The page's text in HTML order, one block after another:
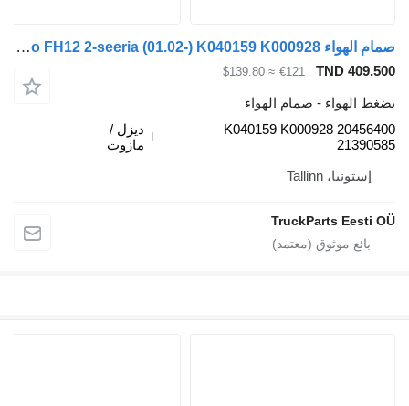
صمام الهواء Volvo FH12 2-seeria (01.02-) K040159 K000928 لـ السيارات القاطرة Volvo FH12, FH16, NH12, FH, VNL780 (1993-2014)
TND
€121
≈ $139.80
الهواء - صمام الهواء
K040159 K000928
ديزل /
مازوت
إستونيا، Tallinn
TruckParts